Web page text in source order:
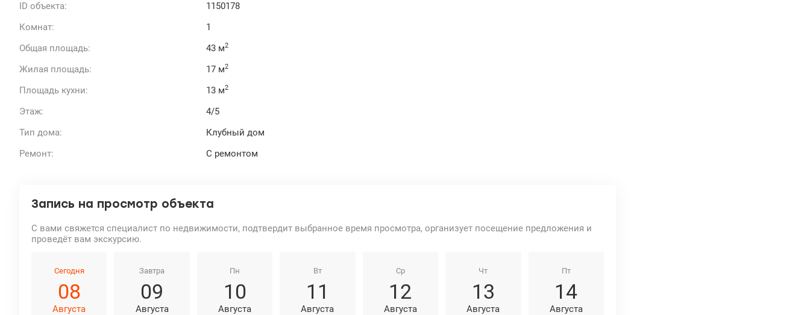
ID объекта:
1150178
Комнат:
1
Общая площадь:
43 м2
Жилая площадь: 17 м2
Площадь кухни: 13 м2
Этаж:
4/5
Тип дома:
Клубный дом
Ремонт:
С ремонтом
Запись на просмотр объекта
С вами свяжется специалист по недвижимости, подтвердит выбранное время просмотра, организует посещение предложения и
проведёт вам экскурсию.
Сегодня
08
Августа
Завтра
09
Августа
Пн
10
Августа
Вт
11
Августа
Ср
12
Августа
Чт
13
Августа
Пт
14
Августа